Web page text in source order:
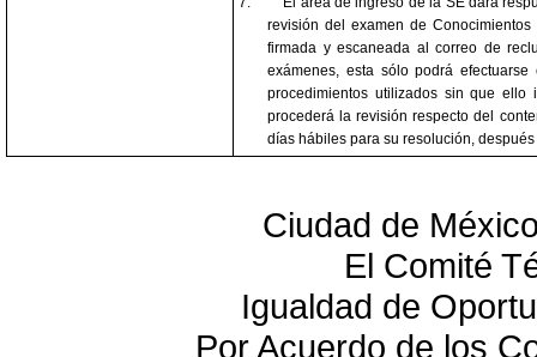
revisión del examen de
firmada y escaneada al correo de
exámenes, esta sólo podrá
procedimientos utilizados sin que
procederá la revisión respecto del
días hábiles para su resolución,
Ciudad de
El Comité
Igualdad de
Por Acuerdo de los